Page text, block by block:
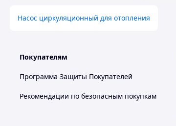
Насос циркуляционный для отопления
Покупателям
Программа Защиты Покупателей
Рекомендации по безопасным покупкам